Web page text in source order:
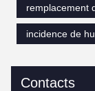
remplacement
incidence de
Contacts